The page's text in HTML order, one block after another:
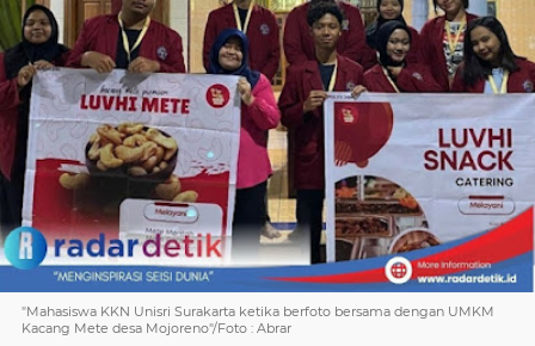
"Mahasiswa KKN Unisri Surakarta ketika berfoto bersama dengan UMKM
Kacang Mete desa Mojoreno"/Foto : Abrar